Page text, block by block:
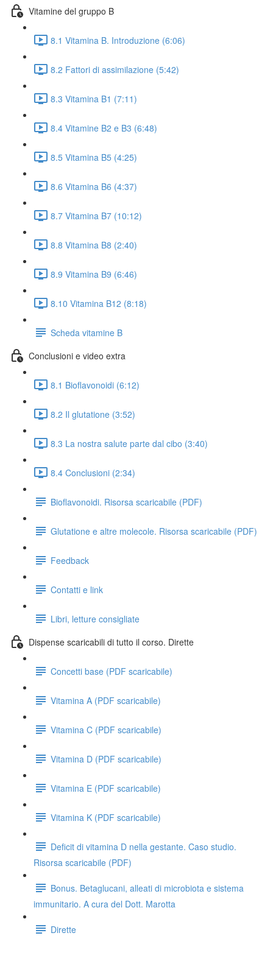
Vitamine del gruppo B
8.1 Vitamina B. Introduzione (6:06)
8.2 Fattori di assimilazione (5:42)
8.3 Vitamina B1 (7:11)
8.4 Vitamine B2 e B3 (6:48)
8.5 Vitamina B5 (4:25)
8.6 Vitamina B6 (4:37)
8.7 Vitamina B7 (10:12)
8.8 Vitamina B8 (2:40)
8.9 Vitamina B9 (6:46)
8.10 Vitamina B12 (8:18)
Scheda vitamine B
Conclusioni e video extra
8.1 Bioflavonoidi (6:12)
8.2 Il glutatione (3:52)
8.3 La nostra salute parte dal cibo (3:40)
8.4 Conclusioni (2:34)
Bioflavonoidi. Risorsa scaricabile (PDF)
Glutatione e altre molecole. Risorsa scaricabile (PDF)
Feedback
Contatti e link
Libri, letture consigliate
Dispense scaricabili di tutto il corso. Dirette
Concetti base (PDF scaricabile)
Vitamina A (PDF scaricabile)
Vitamina C (PDF scaricabile)
Vitamina D (PDF scaricabile)
Vitamina E (PDF scaricabile)
Vitamina K (PDF scaricabile)
Deficit di vitamina D nella gestante. Caso studio.
Risorsa scaricabile (PDF)
Bonus. Betaglucani, alleati di microbiota e sistema
immunitario. A cura del Dott. Marotta
Dirette